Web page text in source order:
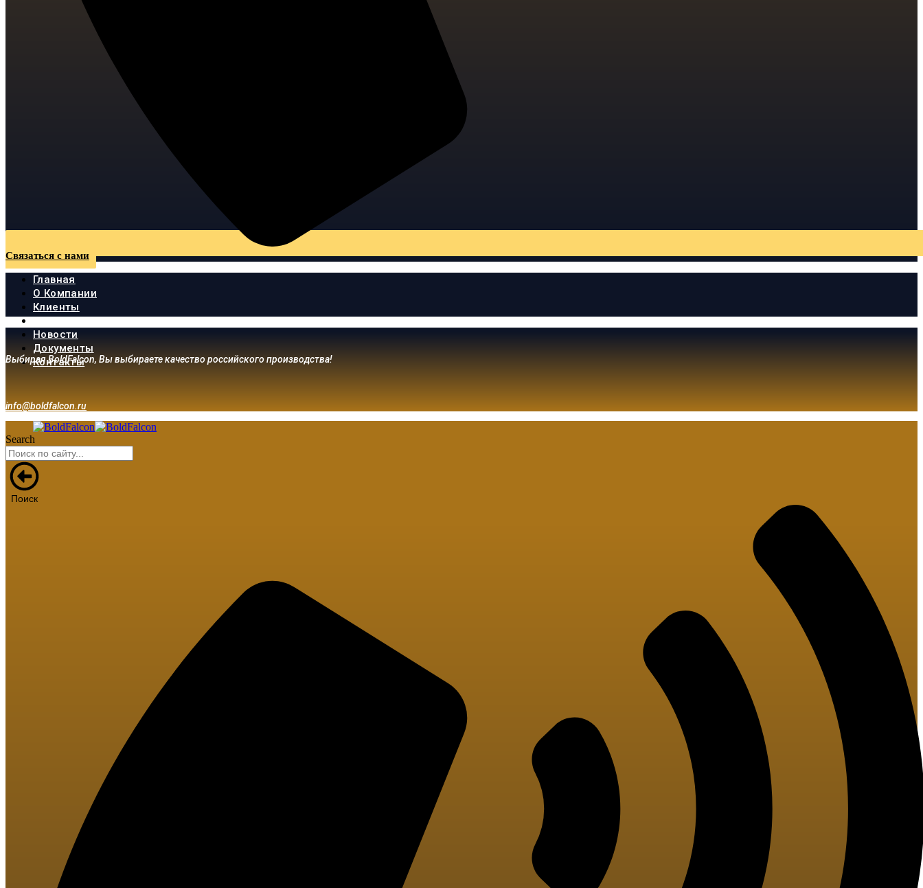
Связаться с нами
Главная
О Компании
Клиенты
Продукция
Новости
Документы
Контакты
Выбирая BoldFalcon, Вы выбираете качество российского производства!
info@boldfalcon.ru
Search
Поиск